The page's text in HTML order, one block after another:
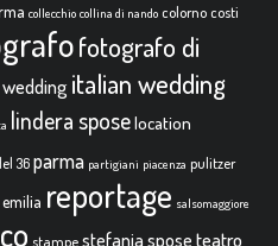
collecchio collina di nando colorno costi
fotografo di
italian wedding
lindera sposelocation
36parma partigiani piacenza pulitzer
reportage salsomaggiore
stampe stefania spose teatro